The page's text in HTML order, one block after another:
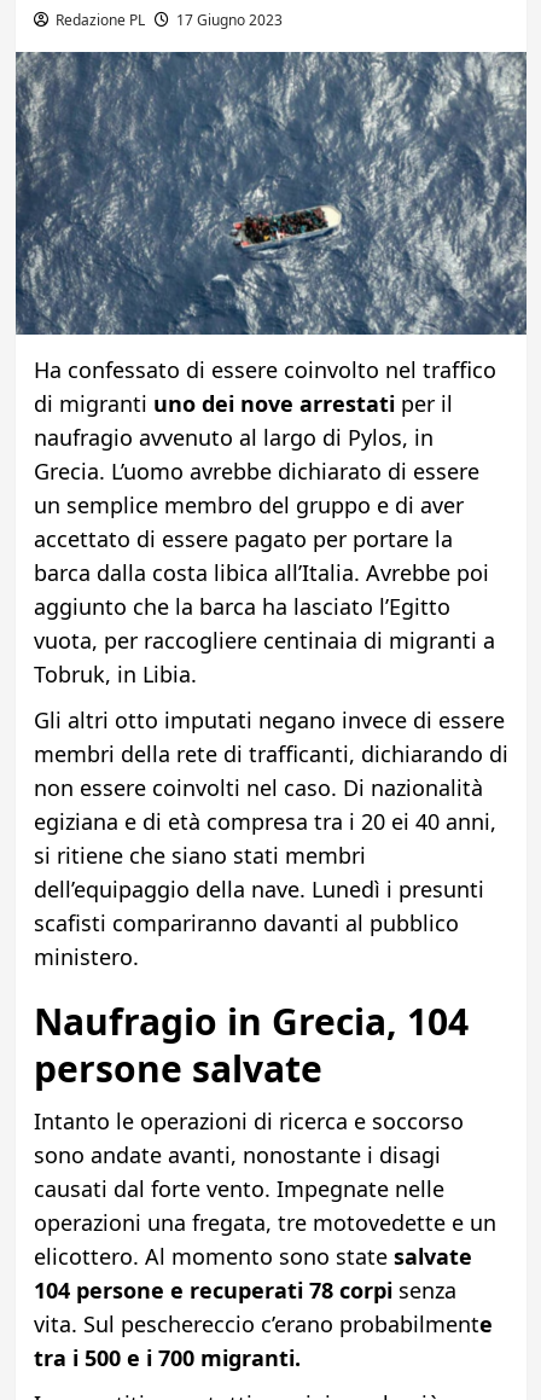
Redazione PL 17 Giugno 2023
Ha confessato di essere coinvolto nel traffico
di migranti uno dei nove arrestatiper il
naufragio avvenuto al largo di Pylos, in
Grecia. L’uomo avrebbe dichiarato di essere
un semplice membro del gruppo e di aver
accettato di essere pagato per portare la
barca dalla costa libica all’Italia. Avrebbe poi
aggiunto che la barca ha lasciato l’Egitto
vuota, per raccogliere centinaia di migranti a
Tobruk, in Libia.
Gli altri otto imputati negano invece di essere
membri della rete di trafficanti, dichiarando di
non essere coinvolti nel caso. Di nazionalità
egiziana e di età compresa tra i 20 ei 40 anni,
si ritiene che siano stati membri
dell’equipaggio della nave. Lunedì i presunti
scafisti compariranno davanti al pubblico
ministero.
Naufragio in Grecia, 104
persone salvate
Intanto le operazioni di ricerca e soccorso
sono andate avanti, nonostante i disagi
causati dal forte vento. Impegnate nelle
operazioni una fregata, tre motovedette e un
elicottero. Al momento sono statesalvate
104 persone e recuperati 78 corpisenza
vita. Sul peschereccio c’erano probabilmente
tra i 500 e i 700 migranti.